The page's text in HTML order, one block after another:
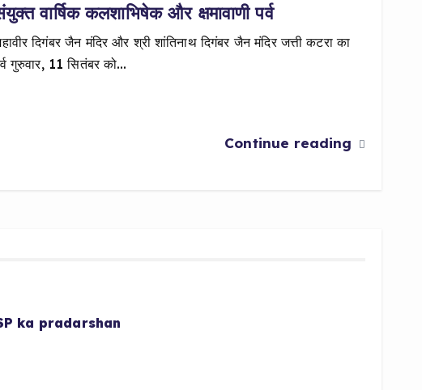
वार्षिक कलशाभिषेक और क्षमावाणी पर्व
दिगंबर जैन मंदिर और श्री शांतिनाथ दिगंबर जैन मंदिर जत्ती कटरा का
गुरुवार, 11 सितंबर को…
Continue reading
ka pradarshan